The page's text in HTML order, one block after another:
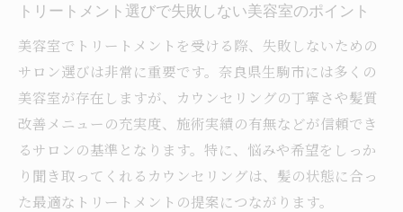
美容室が提案する生駒市の髪質改善最新ト
レンド
美容室で受けられる生駒市発トリートメン
ト技術
生駒市の美容室で話題のオーダーメイド施
術体験
美容室選びで失敗しない髪質改善サロンの
トリートメント選びで失敗しない美容室のポイント
美容室でトリートメントを受ける際、失敗しないための
サロン選びは非常に重要です。奈良県生駒市には多くの
美容室が存在しますが、カウンセリングの丁寧さや髪質
改善メニューの充実度、施術実績の有無などが信頼でき
るサロンの基準となります。特に、悩みや希望をしっか
り聞き取ってくれるカウンセリングは、髪の状態に合っ
た最適なトリートメントの提案につながります。